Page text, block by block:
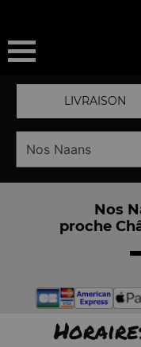
LIVRAISON
Nos
proche